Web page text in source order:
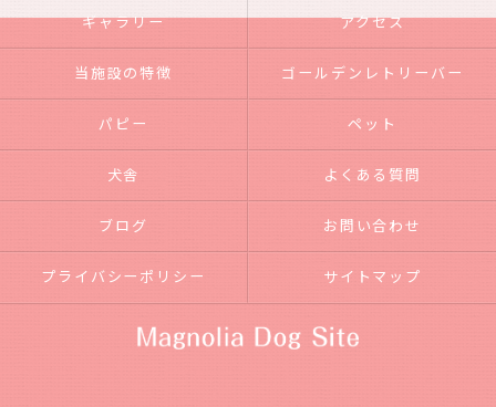
ギャラリー アクセス
当施設の特徴 ゴールデンレトリーバー
パピー ペット
犬舎 よくある質問
ブログ お問い合わせ
プライバシーポリシー サイトマップ